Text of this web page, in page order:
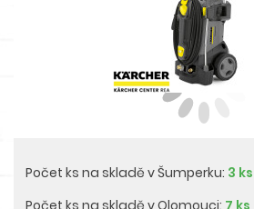
Počet ks na skladě v Šumperku: 3 ks
Počet ks na skladě v Olomouci: 7 ks